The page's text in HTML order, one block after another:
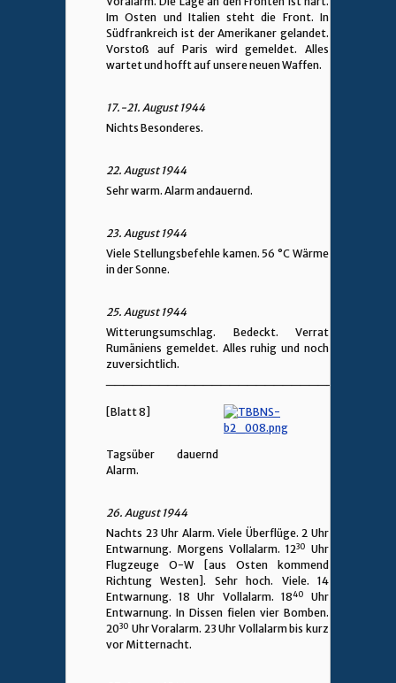
Im Osten und Italien steht die Front. In
Südfrankreich ist der Amerikaner gelandet.
Vorstoß auf Paris wird gemeldet. Alles
wartet und hofft auf unsere neuen Waffen.
17.-21. August 1944
Nichts Besonderes.
22. August 1944
Sehr warm. Alarm andauernd.
23. August 1944
Viele Stellungsbefehle kamen. 56 °C Wärme
in der Sonne.
25. August 1944
Witterungsumschlag. Bedeckt. Verrat
Rumäniens gemeldet. Alles ruhig und noch
zuversichtlich.
[Blatt 8]
Tagsüber dauernd
Alarm.
26. August 1944
Nachts 23 Uhr Alarm. Viele Überflüge. 2 Uhr
Entwarnung. Morgens Vollalarm. 1230
Uhr
Flugzeuge O-W [aus Osten kommend
Richtung Westen]. Sehr hoch. Viele. 14
Entwarnung. 18 Uhr Vollalarm. 1840
Uhr
Entwarnung. In Dissen fielen vier Bomben.
2030 Uhr Voralarm. 23 Uhr Vollalarm bis kurz
vor Mitternacht.